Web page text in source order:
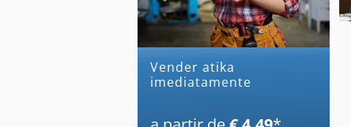
Vender atika
imediatamente